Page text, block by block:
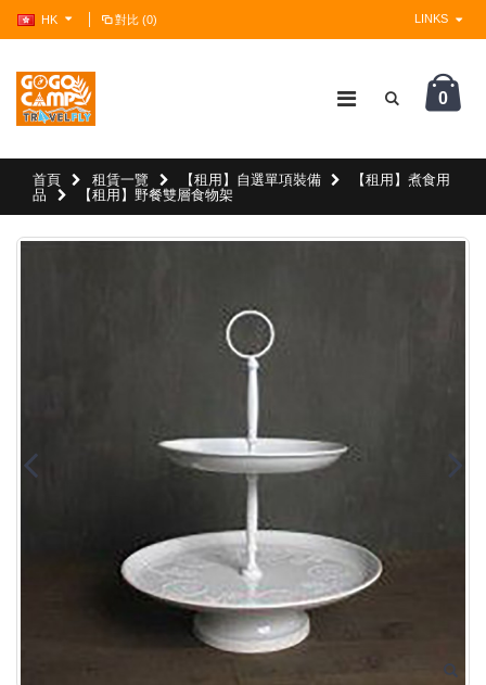
HK 對比 (0) LINKS
0
首頁 租賃一覽 【租用】自選單項裝備
【租用】煮食用
品
【租用】野餐雙層食物架